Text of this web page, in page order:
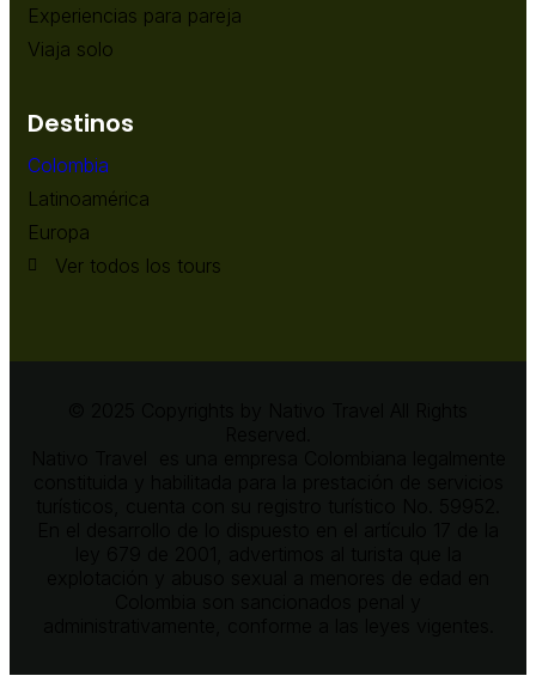
Experiencias para pareja
Viaja solo
Destinos
Colombia
Latinoamérica
Europa
Ver todos los tours